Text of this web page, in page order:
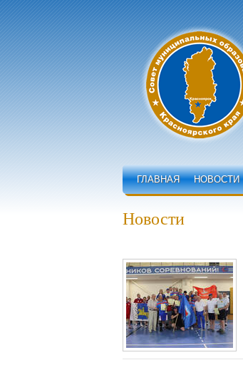
ГЛАВНАЯ НОВОСТИ
Новости